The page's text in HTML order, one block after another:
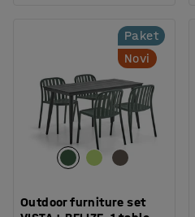
Paket
Novi
Outdoor furniture set